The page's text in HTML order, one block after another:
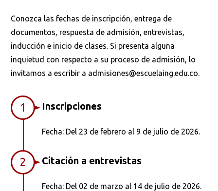
Conozca las fechas de inscripción, entrega de
documentos, respuesta de admisión, entrevistas,
inducción e inicio de clases. Si presenta alguna
inquietud con respecto a su proceso de admisión, lo
invitamos a escribir a admisiones@escuelaing.edu.co.
1 Inscripciones
Fecha: Del 23 de febrero al 9 de julio de 2026.
2 Citación a entrevistas
Fecha: Del 02 de marzo al 14 de julio de 2026.